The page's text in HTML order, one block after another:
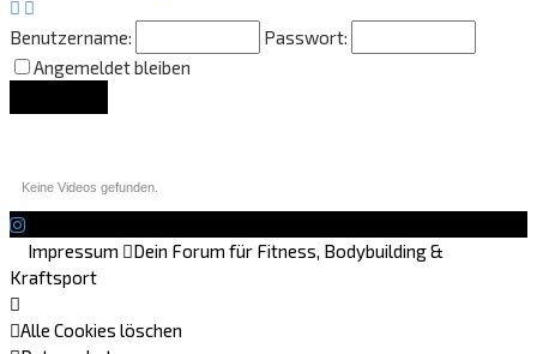
Benutzername:
Passwort:
Angemeldet bleiben
Keine Videos gefunden.
Impressum
Dein Forum für Fitness, Bodybuilding &
Kraftsport
Alle Cookies löschen